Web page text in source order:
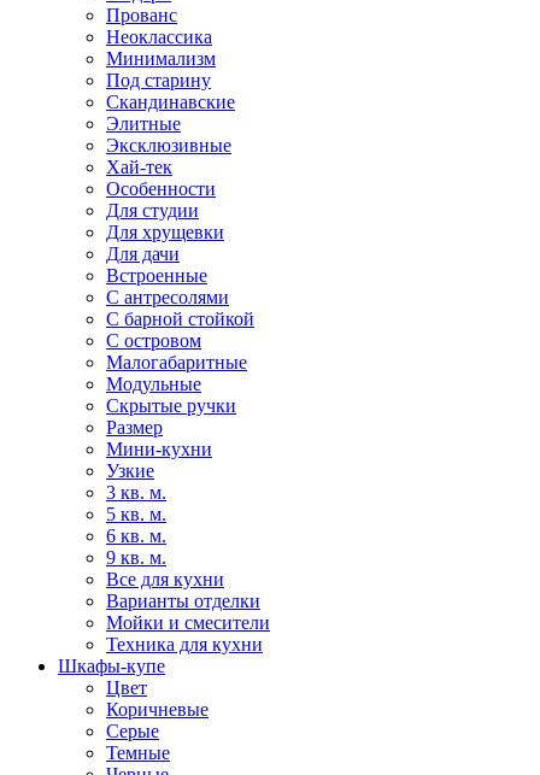
Прованс
Неоклассика
Минимализм
Под старину
Скандинавские
Элитные
Эксклюзивные
Хай-тек
Особенности
Для студии
Для хрущевки
Для дачи
Встроенные
С антресолями
С барной стойкой
С островом
Малогабаритные
Модульные
Скрытые ручки
Размер
Мини-кухни
Узкие
3 кв. м.
5 кв. м.
6 кв. м.
9 кв. м.
Все для кухни
Варианты отделки
Мойки и смесители
Техника для кухни
Шкафы-купе
Цвет
Коричневые
Серые
Темные